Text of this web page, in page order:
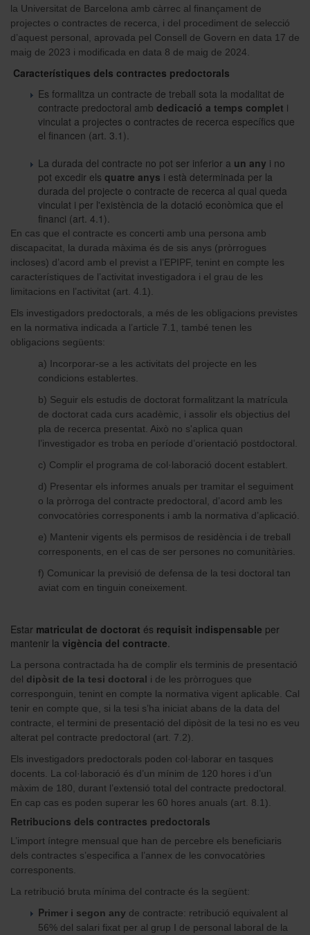
la Universitat de Barcelona amb càrrec al finançament de
projectes o contractes de recerca, i del procediment de selecció
d’aquest personal, aprovada pel Consell de Govern en data 17 de
maig de 2023 i modificada en data 8 de maig de 2024.
Característiques dels contractes predoctorals
Es formalitza un contracte de treball sota la modalitat de
contracte predoctoral amb dedicació a temps complet i
vinculat a projectes o contractes de recerca específics que
el financen (art. 3.1).
La durada del contracte no pot ser inferior a un any i no
pot excedir els quatre anys i està determinada per la
durada del projecte o contracte de recerca al qual queda
vinculat i per l'existència de la dotació econòmica que el
financi (art. 4.1).
En cas que el contracte es concerti amb una persona amb
discapacitat, la durada màxima és de sis anys (pròrrogues
incloses) d’acord amb el previst a l’EPIPF, tenint en compte les
característiques de l’activitat investigadora i el grau de les
limitacions en l’activitat (art. 4.1).
Els investigadors predoctorals, a més de les obligacions previstes
en la normativa indicada a l’article 7.1, també tenen les
obligacions següents:
a) Incorporar-se a les activitats del projecte en les
condicions establertes.
b) Seguir els estudis de doctorat formalitzant la matrícula
de doctorat cada curs acadèmic, i assolir els objectius del
pla de recerca presentat. Això no s'aplica quan
l’investigador es troba en període d’orientació postdoctoral.
c) Complir el programa de col·laboració docent establert.
d) Presentar els informes anuals per tramitar el seguiment
o la pròrroga del contracte predoctoral, d’acord amb les
convocatòries corresponents i amb la normativa d’aplicació.
e) Mantenir vigents els permisos de residència i de treball
corresponents, en el cas de ser persones no comunitàries.
f) Comunicar la previsió de defensa de la tesi doctoral tan
aviat com en tinguin coneixement.
Estar matriculat de doctorat és requisit indispensable per
mantenir la vigència del contracte
La persona contractada ha de complir els terminis de presentació
del dipòsit de la tesi doctoral i de les pròrrogues que
corresponguin, tenint en compte la normativa vigent aplicable. Cal
tenir en compte que, si la tesi s’ha iniciat abans de la data del
contracte, el termini de presentació del dipòsit de la tesi no es veu
alterat pel contracte predoctoral (art. 7.2).
Els investigadors predoctorals poden col·laborar en tasques
docents. La col·laboració és d’un mínim de 120 hores i d’un
màxim de 180, durant l’extensió total del contracte predoctoral.
En cap cas es poden superar les 60 hores anuals (art. 8.1).
Retribucions dels contractes predoctorals
L’import íntegre mensual que han de percebre els beneficiaris
dels contractes s’especifica a l’annex de les convocatòries
corresponents.
La retribució bruta mínima del contracte és la següent:
Primer i segon any de contracte: retribució equivalent al
56% del salari fixat per al grup I de personal laboral de la